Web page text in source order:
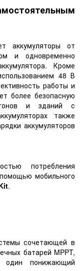
аккумуляторы от
и одновременно
Кроме
48 В
работы и
более безопасную
и зданий с
также
аккумуляторов
потребления
мобильного
.
сочетающей в
батарей MPPT,
один понижающий